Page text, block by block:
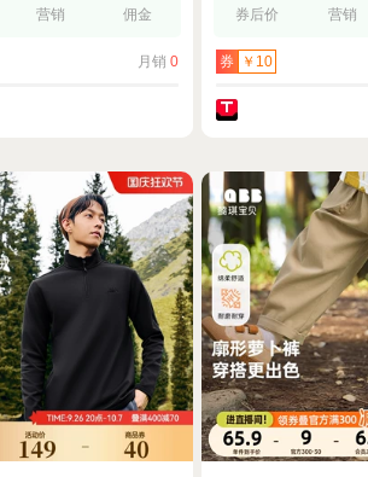
营销 佣金
月销 0
券后价 营销
券 ￥10